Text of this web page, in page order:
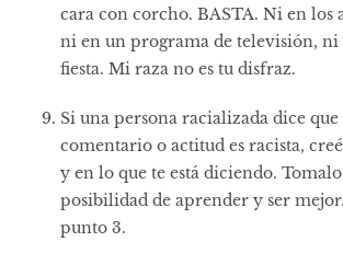
cara con corcho. BASTA. Ni en los
ni en un programa de televisión, ni
fiesta. Mi raza no es tu disfraz.
Si una persona racializada dice
comentario o actitud es racista,
y en lo que te está diciendo.
posibilidad de aprender y ser
punto 3.